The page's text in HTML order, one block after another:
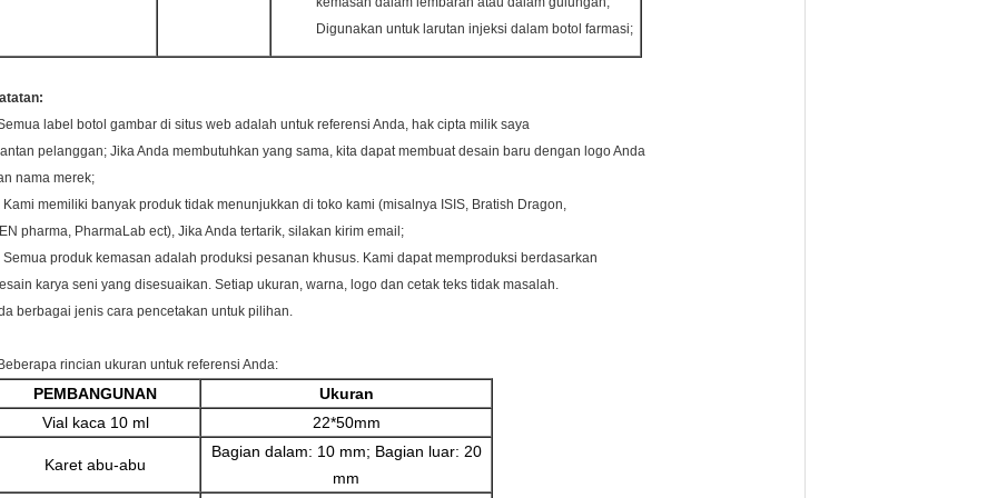
Digunakan untuk larutan injeksi dalam botol farmasi;
label botol gambar di situs web adalah untuk referensi Anda, hak cipta milik saya
pelanggan; Jika Anda membutuhkan yang sama, kita dapat membuat desain baru dengan logo Anda
nama merek;
Kami memiliki banyak produk tidak menunjukkan di toko kami (misalnya ISIS, Bratish Dragon,
pharma, PharmaLab ect), Jika Anda tertarik, silakan kirim email;
Semua produk kemasan adalah produksi pesanan khusus. Kami dapat memproduksi berdasarkan
karya seni yang disesuaikan. Setiap ukuran, warna, logo dan cetak teks tidak masalah.
berbagai jenis cara pencetakan untuk pilihan.
rincian ukuran untuk referensi Anda:
PEMBANGUNAN
Ukuran
Vial kaca 10 ml
22*50mm
Karet abu-abu
Bagian dalam: 10 mm; Bagian luar: 20
mm